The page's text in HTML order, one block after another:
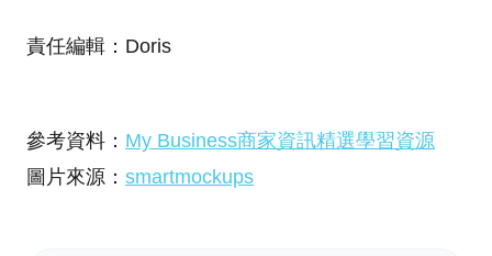
責任編輯：Doris
參考資料： My Business商家資訊精選學習資源
圖片來源： smartmockups